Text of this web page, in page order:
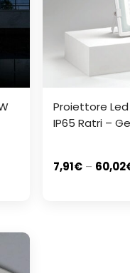
Proiettore
IP65 Ratri –
7,91€ – 60,02